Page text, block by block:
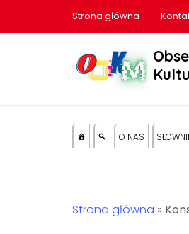
Strona główna
O NAS
Strona główna »